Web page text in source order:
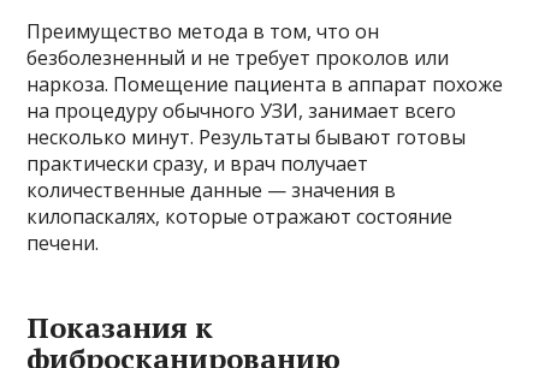
Преимущество метода в том, что он
безболезненный и не требует проколов или
наркоза. Помещение пациента в аппарат похоже
на процедуру обычного УЗИ, занимает всего
несколько минут. Результаты бывают готовы
практически сразу, и врач получает
количественные данные — значения в
килопаскалях, которые отражают состояние
печени.
Показания к
фибросканированию